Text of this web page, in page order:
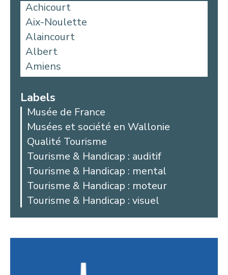
Achicourt
Aix-Noulette
Alaincourt
Albert
Amiens
Aniche
Argoules
Arques
Arras
Auby
Avesnes-les-Aubert
Bailleul
Beaucamps-Ligny
Beaurains
Labels
Musée de France
Musées et société en Wallonie
Qualité Tourisme
Tourisme & Handicap : auditif
Tourisme & Handicap : mental
Tourisme & Handicap : moteur
Tourisme & Handicap : visuel